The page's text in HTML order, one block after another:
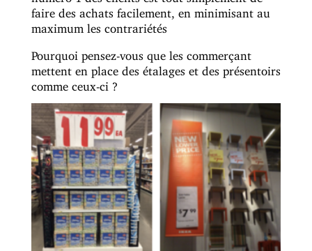
faire des achats facilement, en minimisant au
maximum les contrariétés
Pourquoi pensez-vous que les commerçant
mettent en place des étalages et des présentoirs
comme ceux-ci ?